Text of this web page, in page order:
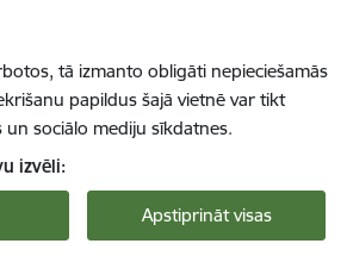
tā izmanto obligāti nepieciešamās
papildus šajā vietnē var tikt
sociālo mediju sīkdatnes.
izvēli:
Apstiprināt visas